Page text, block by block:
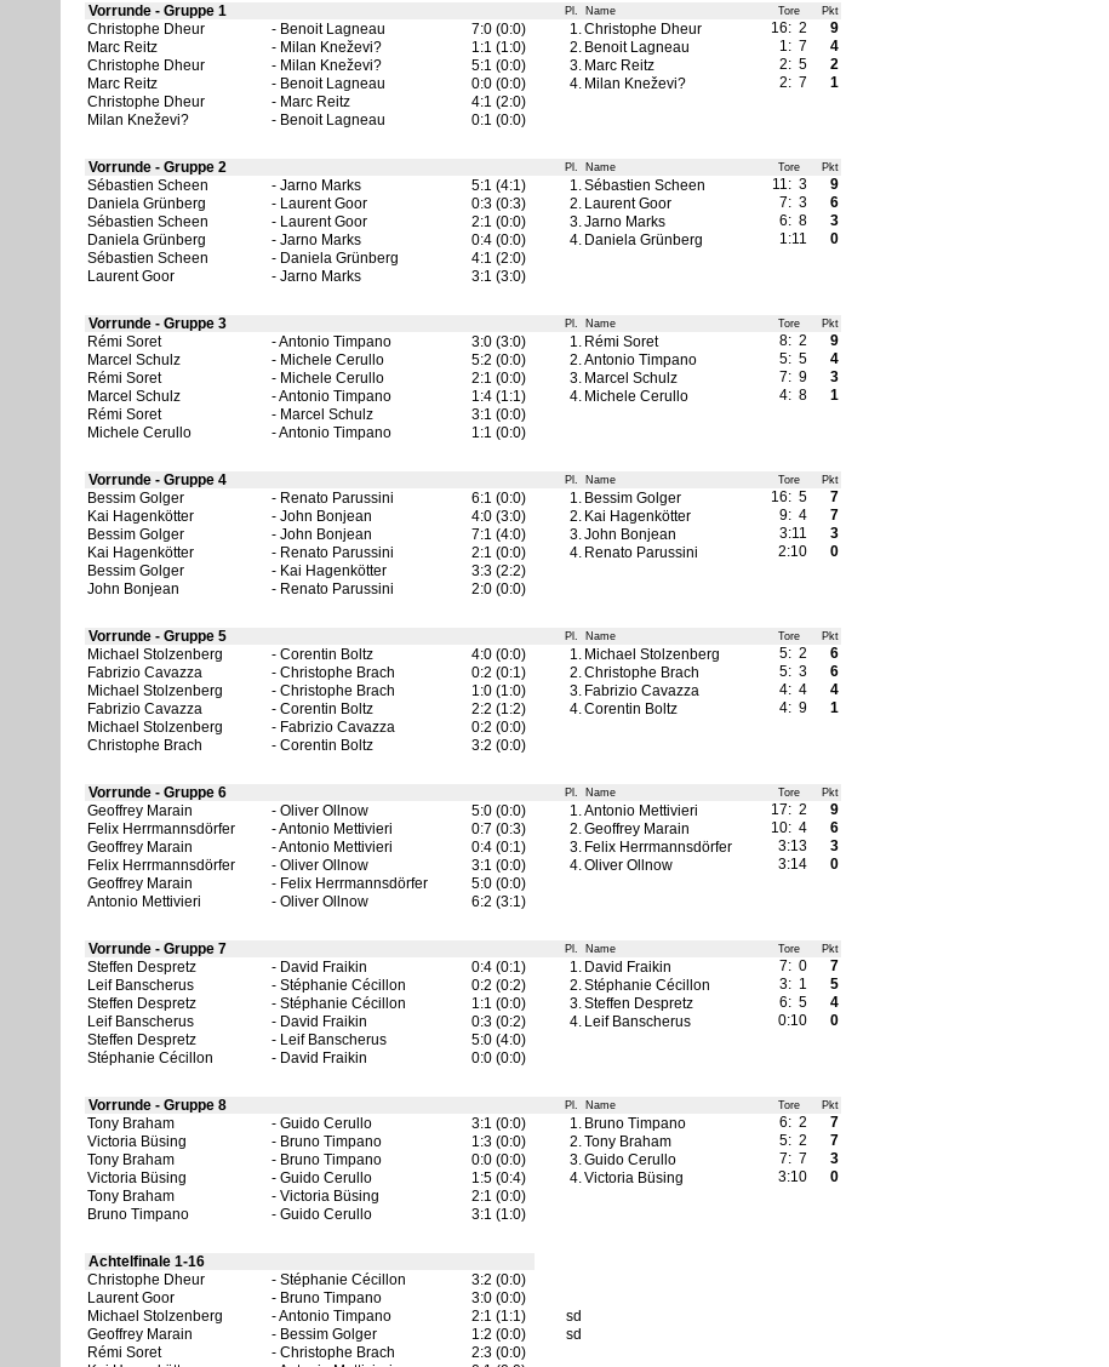
Vorrunde - Gruppe 1 Pl. Name Tore Pkt
Christophe Dheur Benoit Lagneau 7:0 (0:0) 1. Christophe Dheur 16: 2
9
Marc Reitz
Milan Kneževi? 1:1 (1:0) 2. Benoit Lagneau 1: 7
4
Christophe Dheur
Milan Kneževi? 5:1 (0:0) 3. Marc Reitz 2: 5
2
Marc Reitz
Benoit Lagneau 0:0 (0:0) 4. Milan Kneževi? 2: 7
1
Christophe Dheur
Marc Reitz
4:1 (2:0)
Milan Kneževi?
Benoit Lagneau 0:1 (0:0)
Vorrunde - Gruppe 2 Pl. Name Tore Pkt
Sébastien Scheen Jarno Marks 5:1 (4:1) 1. Sébastien Scheen 11: 3
9
Daniela Grünberg
Laurent Goor 0:3 (0:3) 2. Laurent Goor 7: 3
6
Sébastien Scheen
Laurent Goor 2:1 (0:0) 3. Jarno Marks 6: 8
3
Daniela Grünberg
Jarno Marks 0:4 (0:0) 4. Daniela Grünberg 1:11
0
Sébastien Scheen
Daniela Grünberg
4:1 (2:0)
Laurent Goor
Jarno Marks 3:1 (3:0)
Vorrunde - Gruppe 3 Pl. Name Tore Pkt
Rémi Soret Antonio Timpano 3:0 (3:0) 1. Rémi Soret 8: 2
9
Marcel Schulz
Michele Cerullo 5:2 (0:0) 2. Antonio Timpano 5: 5
4
Rémi Soret
Michele Cerullo 2:1 (0:0) 3. Marcel Schulz 7: 9
3
Marcel Schulz
Antonio Timpano 1:4 (1:1) 4. Michele Cerullo 4: 8
1
Rémi Soret
Marcel Schulz
3:1 (0:0)
Michele Cerullo
Antonio Timpano 1:1 (0:0)
Vorrunde - Gruppe 4 Pl. Name Tore Pkt
Bessim Golger Renato Parussini 6:1 (0:0) 1. Bessim Golger 16: 5
7
Kai Hagenkötter
John Bonjean 4:0 (3:0) 2. Kai Hagenkötter 9: 4
7
Bessim Golger
John Bonjean 7:1 (4:0) 3. John Bonjean 3:11
3
Kai Hagenkötter
Renato Parussini 2:1 (0:0) 4. Renato Parussini 2:10
0
Bessim Golger
Kai Hagenkötter
3:3 (2:2)
John Bonjean
Renato Parussini 2:0 (0:0)
Vorrunde - Gruppe 5 Pl. Name Tore Pkt
Michael Stolzenberg Corentin Boltz 4:0 (0:0) 1. Michael Stolzenberg 5: 2
6
Fabrizio Cavazza
Christophe Brach 0:2 (0:1) 2. Christophe Brach 5: 3
6
Michael Stolzenberg
Christophe Brach 1:0 (1:0) 3. Fabrizio Cavazza 4: 4
4
Fabrizio Cavazza
Corentin Boltz 2:2 (1:2) 4. Corentin Boltz 4: 9
1
Michael Stolzenberg
Fabrizio Cavazza
0:2 (0:0)
Christophe Brach
Corentin Boltz 3:2 (0:0)
Vorrunde - Gruppe 6 Pl. Name Tore Pkt
Geoffrey Marain Oliver Ollnow 5:0 (0:0) 1. Antonio Mettivieri 17: 2
9
Felix Herrmannsdörfer
Antonio Mettivieri 0:7 (0:3) 2. Geoffrey Marain 10: 4
6
Geoffrey Marain
Antonio Mettivieri 0:4 (0:1) 3. Felix Herrmannsdörfer 3:13
3
Felix Herrmannsdörfer
Oliver Ollnow 3:1 (0:0) 4. Oliver Ollnow 3:14
0
Geoffrey Marain
Felix Herrmannsdörfer
5:0 (0:0)
Antonio Mettivieri
Oliver Ollnow 6:2 (3:1)
Vorrunde - Gruppe 7 Pl. Name Tore Pkt
Steffen Despretz David Fraikin 0:4 (0:1) 1. David Fraikin 7: 0
7
Leif Banscherus
Stéphanie Cécillon 0:2 (0:2) 2. Stéphanie Cécillon 3: 1
5
Steffen Despretz
Stéphanie Cécillon 1:1 (0:0) 3. Steffen Despretz 6: 5
4
Leif Banscherus
David Fraikin 0:3 (0:2) 4. Leif Banscherus 0:10
0
Steffen Despretz
Leif Banscherus
5:0 (4:0)
Stéphanie Cécillon
David Fraikin 0:0 (0:0)
Vorrunde - Gruppe 8 Pl. Name Tore Pkt
Tony Braham Guido Cerullo 3:1 (0:0) 1. Bruno Timpano 6: 2
7
Victoria Büsing
Bruno Timpano 1:3 (0:0) 2. Tony Braham 5: 2
7
Tony Braham
Bruno Timpano 0:0 (0:0) 3. Guido Cerullo 7: 7
3
Victoria Büsing
Guido Cerullo 1:5 (0:4) 4. Victoria Büsing 3:10
0
Tony Braham
Victoria Büsing
2:1 (0:0)
Bruno Timpano
Guido Cerullo 3:1 (1:0)
Achtelfinale 1-16
Christophe Dheur
Stéphanie Cécillon
3:2 (0:0)
Laurent Goor
Bruno Timpano
3:0 (0:0)
Michael Stolzenberg
Antonio Timpano 2:1 (1:1)
sd
Geoffrey Marain
Bessim Golger 1:2 (0:0)
sd
Rémi Soret
Christophe Brach
2:3 (0:0)